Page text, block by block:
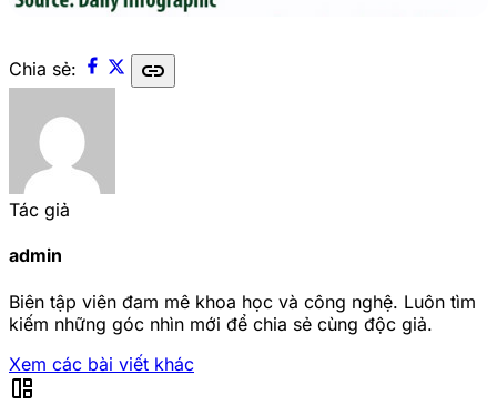
Chia sẻ: link
Tác giả
admin
Biên tập viên đam mê khoa học và công nghệ. Luôn tìm
kiếm những góc nhìn mới để chia sẻ cùng độc giả.
Xem các bài viết khác
auto_awesome_mosaic